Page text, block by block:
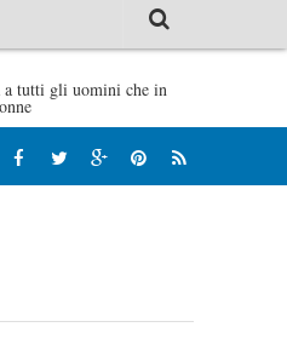
L’idraulico non
tutti gli uomini che in